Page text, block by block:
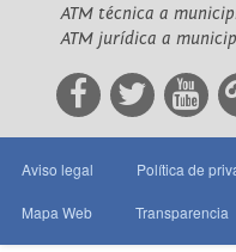
ATM técnica a
ATM jurídica a
Aviso legal Política de
Mapa Web Transparencia